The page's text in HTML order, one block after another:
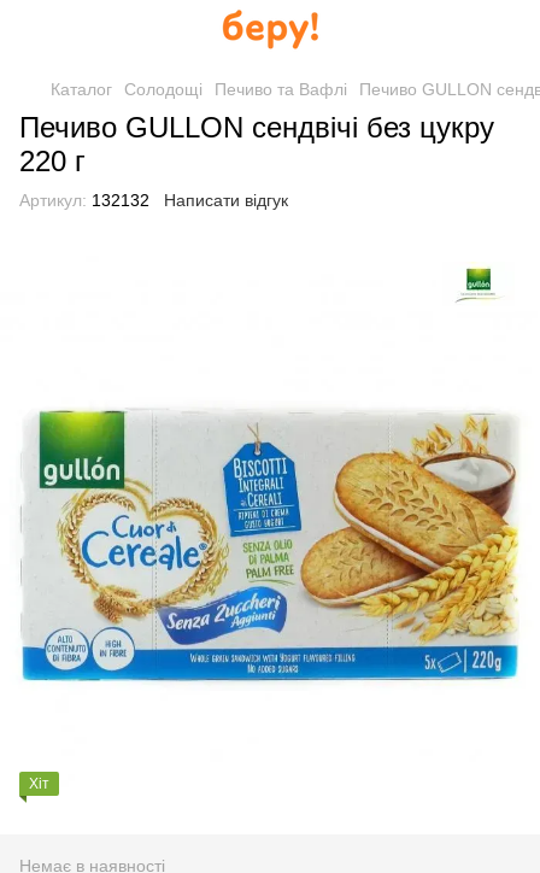
Каталог Солодощі Печиво та Вафлі Печиво GULLON
Печиво GULLON сендвічі без цукру
220 г
Артикул: 132132 Написати відгук
Хіт
Немає в наявності